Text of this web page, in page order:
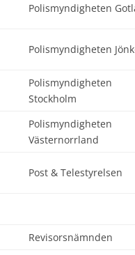
Polismyndigheten
Polismyndigheten
Polismyndigheten
Stockholm
Polismyndigheten
Västernorrland
Post & Telestyrelsen
Revisorsnämnden